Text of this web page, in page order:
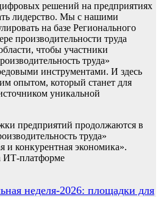
решений на предприятиях
лидерство. Мы с нашими
на базе Регионального
производительности труда
чтобы участники
труда»
инструментами. И здесь
опытом, который станет для
уникальной
предприятий продолжаются в
труда»
и конкурентная экономика».
ИТ-платформе
неделя-2026: площадки для